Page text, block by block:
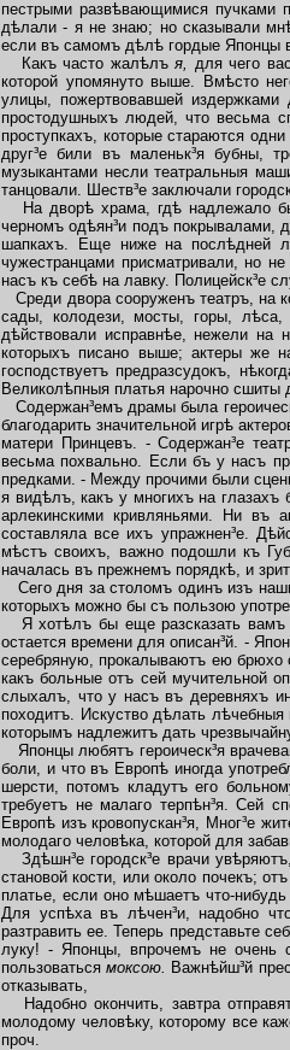
пестрыми развѣвающимися пучками
дѣлали - я не знаю; но сказывали
если въ самомъ дѣлѣ гордые Японцы
Какъ часто жалѣлъ я,
для чего
которой упомянуто выше. Вмѣсто
улицы, пожертвовавшей
простодушныхъ людей, что весьма
проступкахъ, которые стараются
друг³е били въ маленьк³я бубны,
музыкантами несли театральныя
танцовали. Шеств³е заключали
На дворѣ храма, гдѣ надлежало
черномъ одѣян³и подъ покрывалами,
шапкахъ. Еще ниже на послѣдней
чужестранцами присматривали, но
насъ къ себѣ на лавку. Полицейск³е
Среди двора сооруженъ театръ, на
сады, колодези, мосты, горы, лѣса,
дѣйствовали исправнѣе, нежели на
которыхъ писано выше; актеры же
господствуетъ предразсудокъ,
Великолѣпныя платья нарочно сшиты
Содержан³емъ драмы была
благодарить значительной игрѣ
матери Принцевъ. - Содержан³е
весьма похвально. Если бъ у насъ
предками. - Между прочими были
я видѣлъ, какъ у многихъ на глазахъ
арлекинскими кривляньями. Ни въ
составляла все ихъ упражнен³е.
мѣстъ своихъ, важно подошли къ
началась въ прежнемъ порядкѣ, и
Сего дня за столомъ одинъ изъ
которыхъ можно бы съ пользою
Я хотѣлъ бы еще разсказать вамъ
остается времени для описан³й. -
серебряную, прокалываютъ ею брюхо
какъ больные отъ сей мучительной
слыхалъ, что у насъ въ деревняхъ
походитъ. Искуство дѣлать
которымъ надлежитъ дать
Японцы любятъ героическ³я
боли, и что въ Европѣ иногда
шерсти, потомъ кладутъ его
требуетъ не малаго терпѣн³я. Сей
Европѣ изъ кровопускан³я, Мног³е
молодаго человѣка, которой для
Здѣшн³е городск³е врачи
становой кости, или около почекъ;
платье, если оно мѣшаетъ что-
Для успѣха въ лѣчен³и, надобно
разтравить ее. Теперь представьте
луку! - Японцы, впрочемъ не очень
пользоватьсямоксою.
Важнѣйш³й
отказывать,
Надобно окончить, завтра
молодому человѣку, которому все
проч.